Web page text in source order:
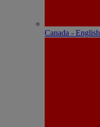
Canada - English